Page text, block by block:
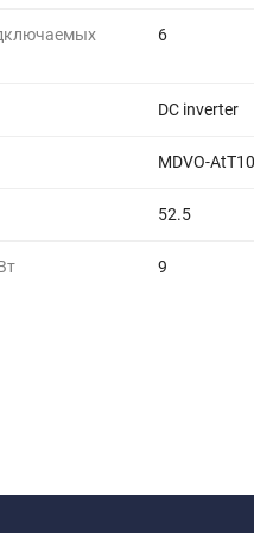
6
DC inverter
MDVO-
52.5
9